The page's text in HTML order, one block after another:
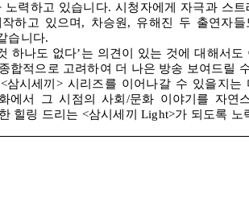
노력하고 있습니다.시청자에게 자극과 스
하고 있으며 , 차승원 , 유해진 두 출연자들
습니다.
하나도 없다’는 의견이 있는 것에 대해서도
합적으로 고려하여 더 나은 방송 보여드릴
<삼시세끼 > 시리즈를 이어나갈 수 있을지는
에서 그 시점의 사회 /문화 이야기를 자연
힐링 드리는 <삼시세끼 Light>가 되도록 노